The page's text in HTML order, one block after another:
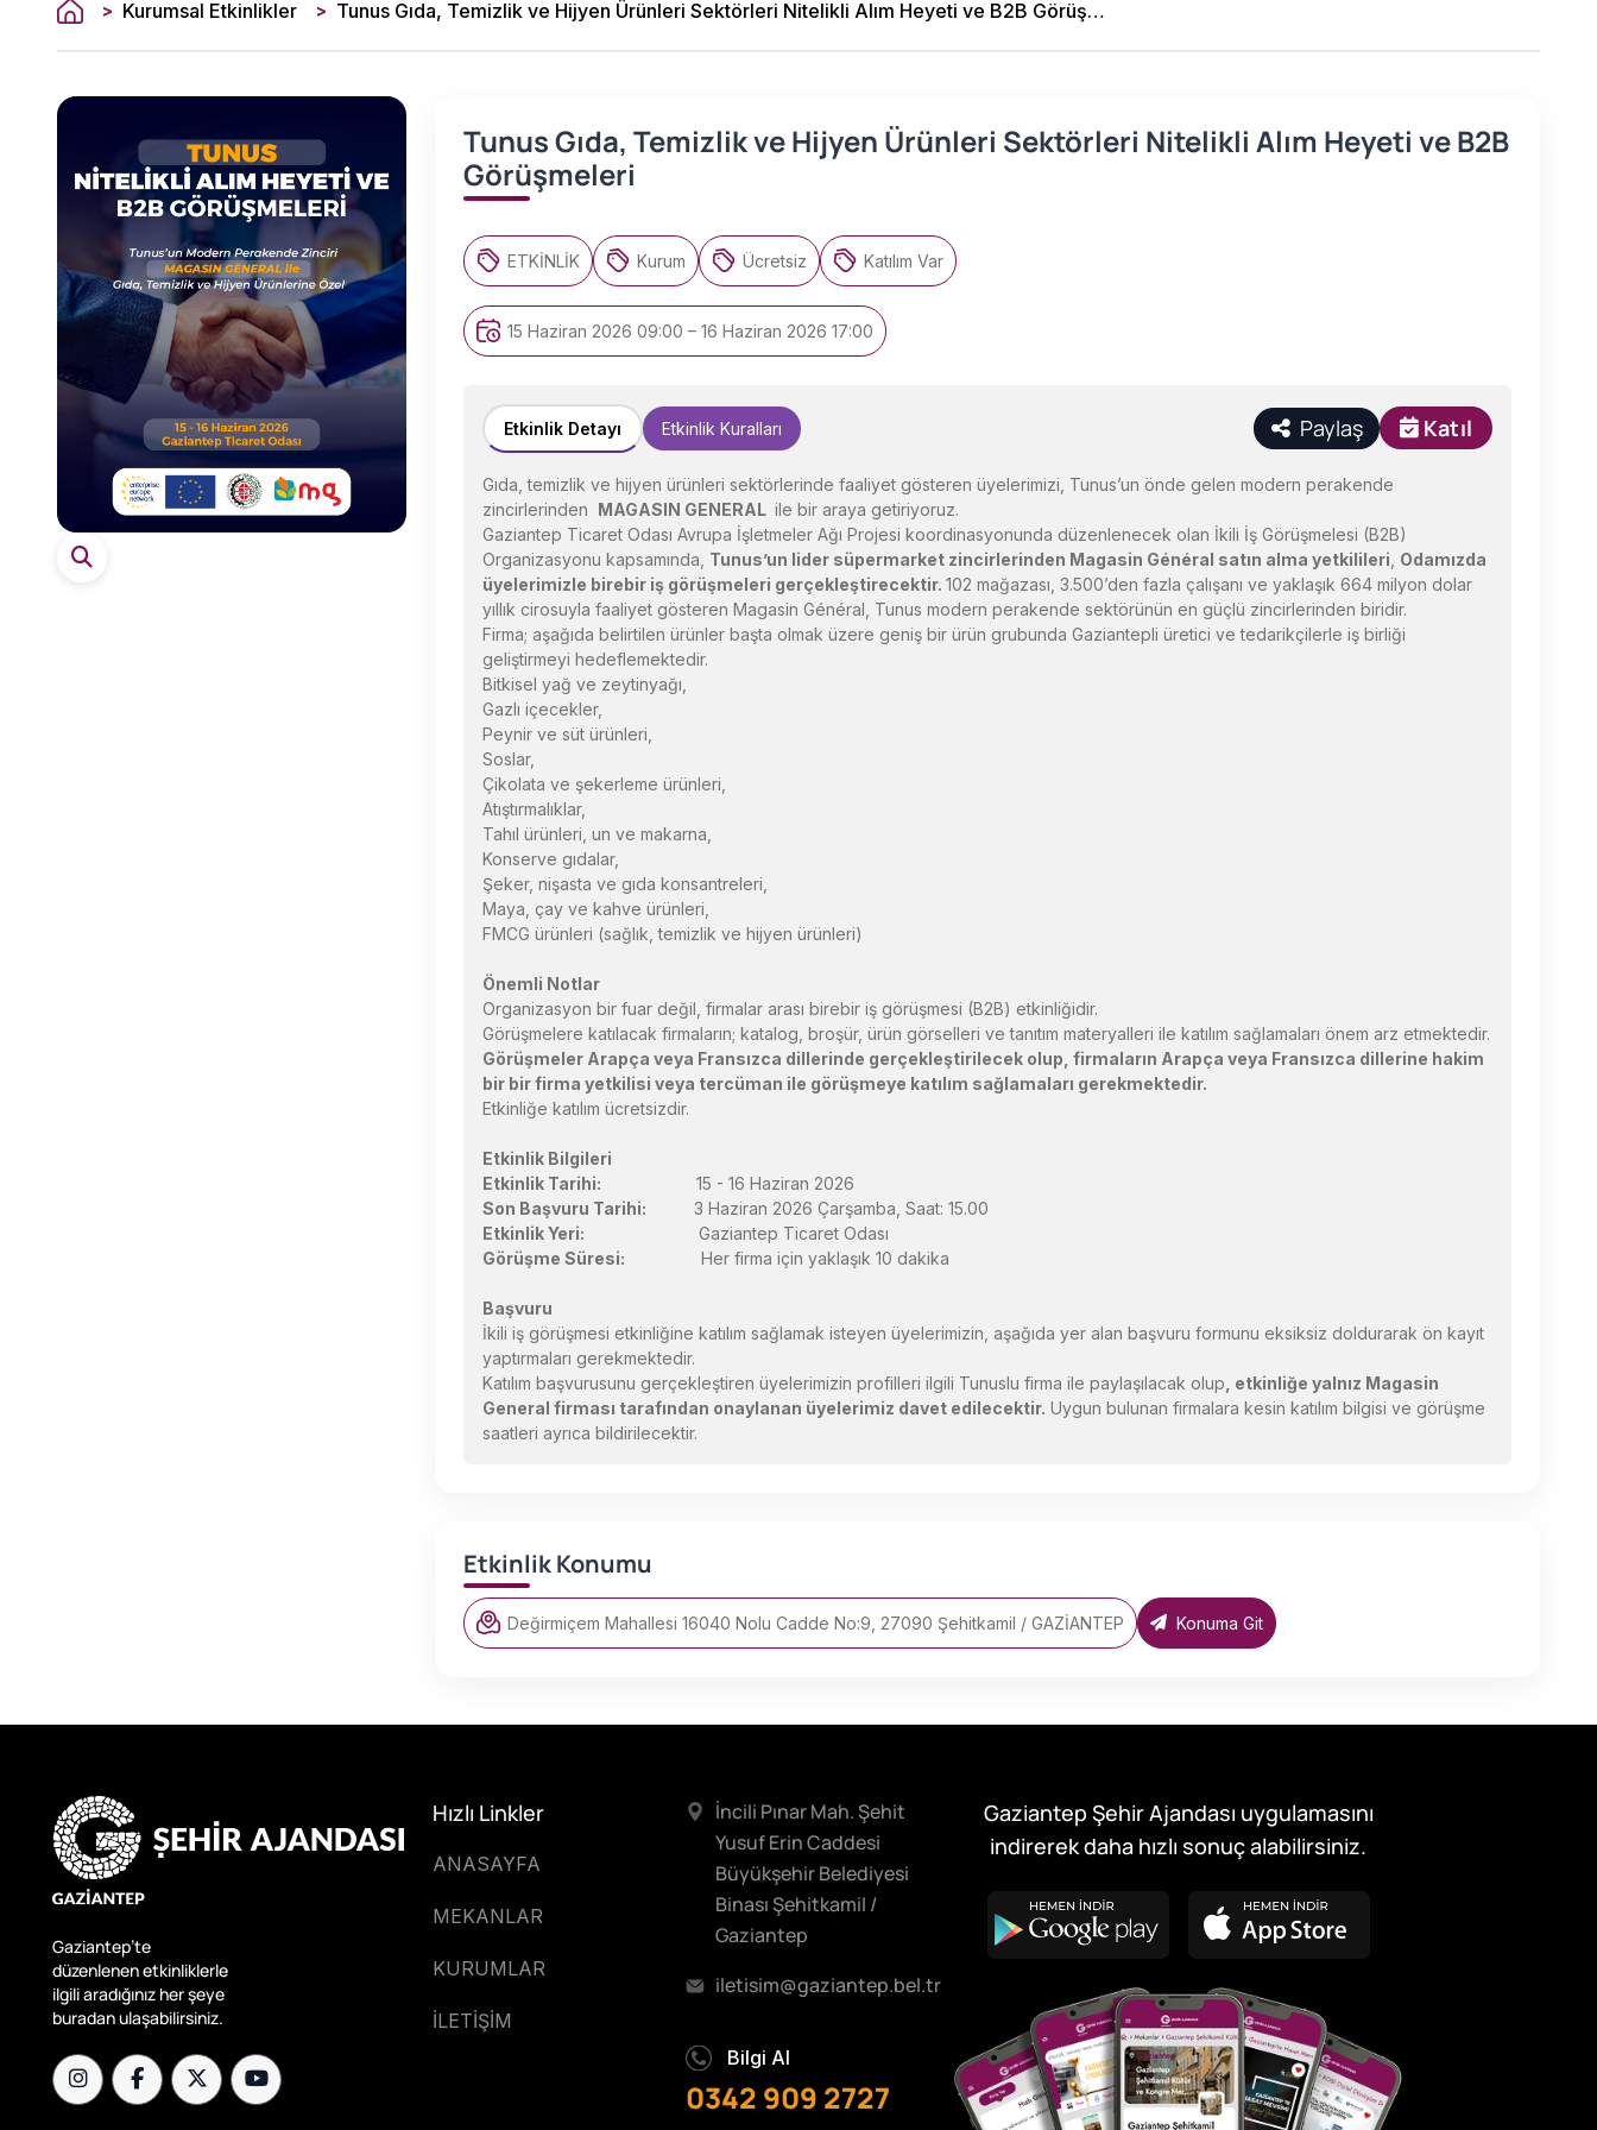
> Kurumsal Etkinlikler > Tunus Gıda, Temizlik ve Hijyen Ürünleri Sektörleri Nitelikli Alım Heyeti ve B2B Görüşmeleri
Tunus Gıda, Temizlik ve Hijyen Ürünleri Sektörleri Nitelikli Alım Heyeti ve B2B
Görüşmeleri
ETKİNLİK Kurum Ücretsiz Katılım Var
15 Haziran 2026 09:00 – 16 Haziran 2026 17:00
Etkinlik Detayı Etkinlik Kuralları Paylaş Katıl
Gıda, temizlik ve hijyen ürünleri sektörlerinde faaliyet gösteren üyelerimizi, Tunus’un önde gelen modern perakende
zincirlerinden MAGASIN GENERAL ile bir araya getiriyoruz.
Gaziantep Ticaret Odası Avrupa İşletmeler Ağı Projesi koordinasyonunda düzenlenecek olan İkili İş Görüşmelesi (B2B)
Organizasyonu kapsamında, Tunus’un lider süpermarket zincirlerinden Magasin Général satın alma yetkilileri Odamızda
üyelerimizle birebir iş görüşmeleri gerçekleştirecektir. 102 mağazası, 3.500’den fazla çalışanı ve yaklaşık 664 milyon dolar
yıllık cirosuyla faaliyet gösteren Magasin Général, Tunus modern perakende sektörünün en güçlü zincirlerinden biridir.
Firma; aşağıda belirtilen ürünler başta olmak üzere geniş bir ürün grubunda Gaziantepli üretici ve tedarikçilerle iş birliği
geliştirmeyi hedeflemektedir.
Bitkisel yağ ve zeytinyağı,
Gazlı içecekler,
Peynir ve süt ürünleri,
Soslar,
Çikolata ve şekerleme ürünleri,
Atıştırmalıklar,
Tahıl ürünleri, un ve makarna,
Konserve gıdalar,
Şeker, nişasta ve gıda konsantreleri,
Maya, çay ve kahve ürünleri,
FMCG ürünleri (sağlık, temizlik ve hijyen ürünleri)
Önemli Notlar
Organizasyon bir fuar değil, firmalar arası birebir iş görüşmesi (B2B) etkinliğidir.
Görüşmelere katılacak firmaların; katalog, broşür, ürün görselleri ve tanıtım materyalleri ile katılım sağlamaları önem arz etmektedir.
Görüşmeler Arapça veya Fransızca dillerinde gerçekleştirilecek olup, firmaların Arapça veya Fransızca dillerine hakim
bir bir firma yetkilisi veya tercüman ile görüşmeye katılım sağlamaları gerekmektedir.
Etkinliğe katılım ücretsizdir.
Etkinlik Bilgileri
Etkinlik Tarihi: 15 - 16 Haziran 2026
Son Başvuru Tarihi: 3 Haziran 2026 Çarşamba, Saat: 15.00
Etkinlik Yeri: Gaziantep Ticaret Odası
Görüşme Süresi: Her firma için yaklaşık 10 dakika
Başvuru
İkili iş görüşmesi etkinliğine katılım sağlamak isteyen üyelerimizin, aşağıda yer alan başvuru formunu eksiksiz doldurarak ön kayıt
yaptırmaları gerekmektedir.
Katılım başvurusunu gerçekleştiren üyelerimizin profilleri ilgili Tunuslu firma ile paylaşılacak olup , etkinliğe yalnız Magasin
General firması tarafından onaylanan üyelerimiz davet edilecektir. Uygun bulunan firmalara kesin katılım bilgisi ve görüşme
saatleri ayrıca bildirilecektir.
Etkinlik Konumu
Değirmiçem Mahallesi 16040 Nolu Cadde No:9, 27090 Şehitkamil / GAZİANTEP Konuma Git
Gaziantep’te
düzenlenen etkinliklerle
ilgili aradığınız her şeye
buradan ulaşabilirsiniz.
Hızlı Linkler
ANASAYFA
MEKANLAR
KURUMLAR
İLETİŞİM
İncili Pınar Mah. Şehit
Yusuf Erin Caddesi
Büyükşehir Belediyesi
Binası Şehitkamil /
Gaziantep
iletisim@gaziantep.bel.tr
Bilgi Al
0342 909 2727
Gaziantep Şehir Ajandası uygulamasını
indirerek daha hızlı sonuç alabilirsiniz.